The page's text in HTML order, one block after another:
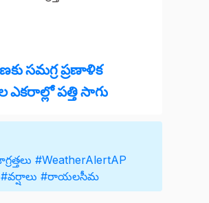
సమగ్ర ప్రణాళిక
ఎకరాల్లో పత్తి సాగు
#WeatherAlertAP
#వర్షాలు #రాయలసీమ